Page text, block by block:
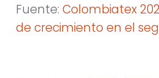
Fuente: Colombiatex
de crecimiento en el